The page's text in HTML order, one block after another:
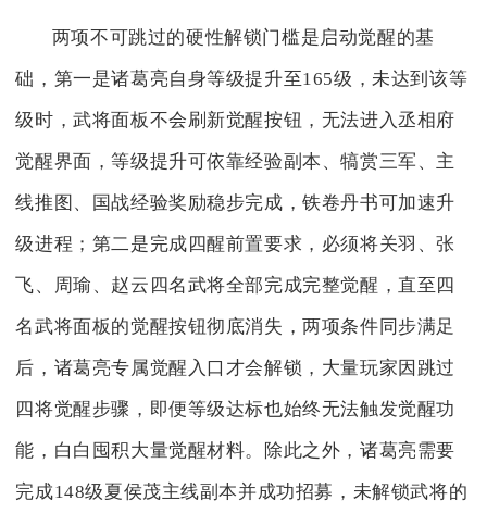
两项不可跳过的硬性解锁门槛是启动觉醒的基
础，第一是诸葛亮自身等级提升至165级，未达到该等
级时，武将面板不会刷新觉醒按钮，无法进入丞相府
觉醒界面，等级提升可依靠经验副本、犒赏三军、主
线推图、国战经验奖励稳步完成，铁卷丹书可加速升
级进程；第二是完成四醒前置要求，必须将关羽、张
飞、周瑜、赵云四名武将全部完成完整觉醒，直至四
名武将面板的觉醒按钮彻底消失，两项条件同步满足
后，诸葛亮专属觉醒入口才会解锁，大量玩家因跳过
四将觉醒步骤，即便等级达标也始终无法触发觉醒功
能，白白囤积大量觉醒材料。除此之外，诸葛亮需要
完成148级夏侯茂主线副本并成功招募，未解锁武将的